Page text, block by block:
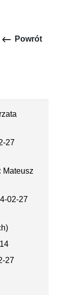
keyboard_backspace Powrót
27
Mateusz
02-27
27